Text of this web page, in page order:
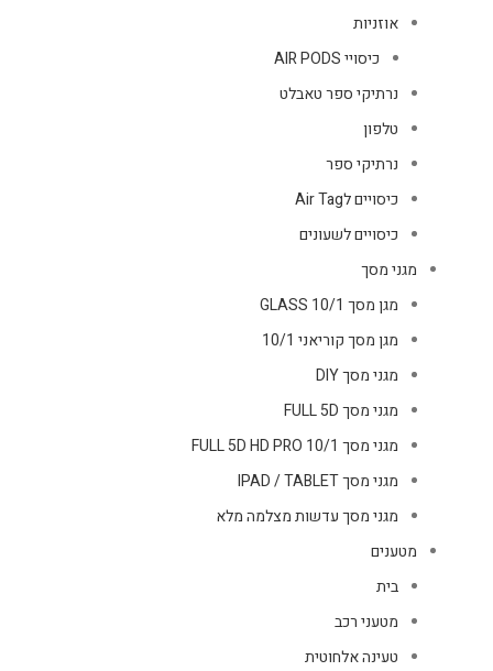
אוזניות
כיסויי AIR PODS
נרתיקי ספר טאבלט
טלפון
נרתיקי ספר
כיסויים לAir Tag
כיסויים לשעונים
מגני מסך
מגן מסך GLASS 10/1
מגן מסך קוריאני 10/1
מגני מסך DIY
מגני מסך FULL 5D
מגני מסך FULL 5D HD PRO 10/1
מגני מסך IPAD / TABLET
מגני מסך עדשות מצלמה מלא
מטענים
בית
מטעני רכב
טעינה אלחוטית